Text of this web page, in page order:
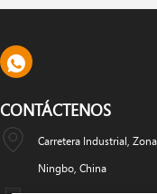
CONTÁCTENOS
Carretera Industrial,
Ningbo, China